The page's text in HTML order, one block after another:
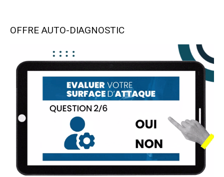
OFFRE AUTO-DIAGNOSTIC